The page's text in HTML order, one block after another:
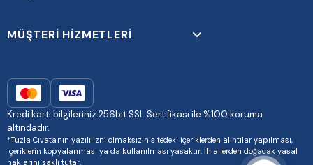
MÜŞTERİ HİZMETLERİ
Kredi kartı bilgileriniz 256bit SSL Sertifikası ile %100 koruma
altındadır.
*Tuzla Cıvata'nın yazılı izni olmaksızın sitedeki içeriklerden alıntılar yapılması,
içeriklerin kopyalanması ya da kullanılması yasaktır. İhlallerden doğacak yasal
haklarını saklı tutar.